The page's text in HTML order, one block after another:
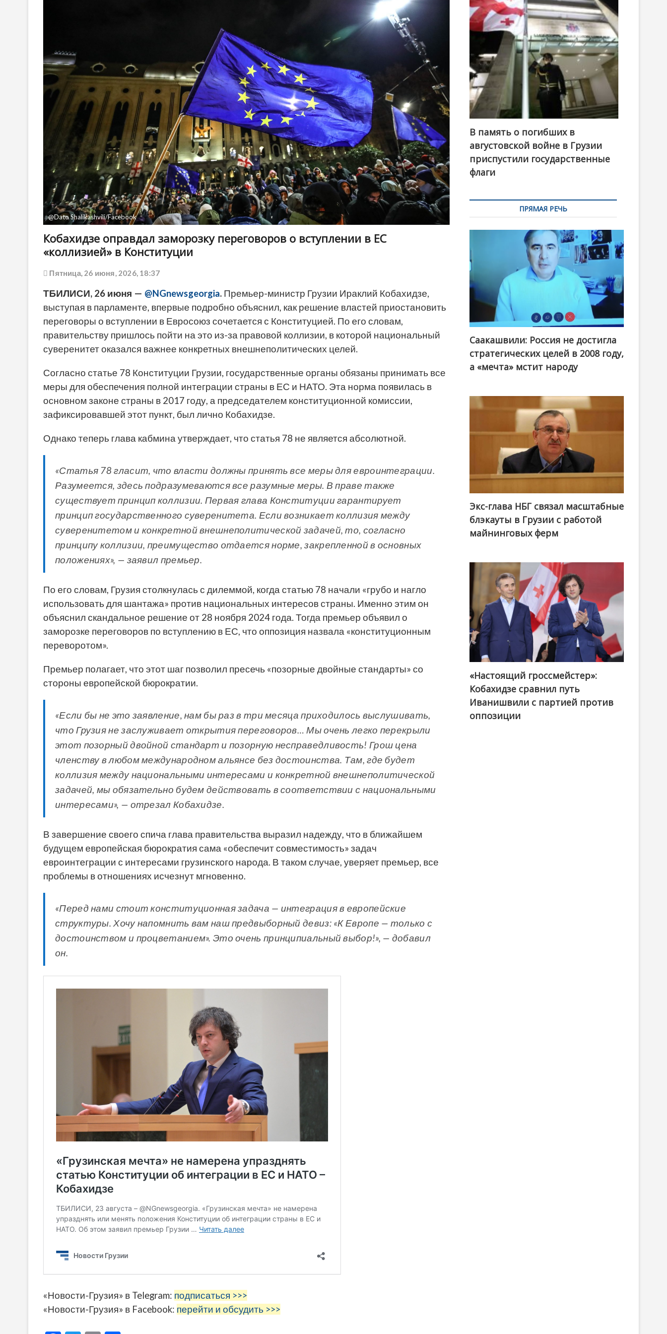
o
n
@Dato Shalikashvili/Facebook
Кобахидзе оправдал заморозку переговоров о вступлении в ЕС
«коллизией» в Конституции
Пятница, 26 июня, 2026, 18:37
ТБИЛИСИ, 26 июня — @NGnewsgeorgia. Премьер-министр Грузии Ираклий Кобахидзе,
выступая в парламенте, впервые подробно объяснил, как решение властей приостановить
переговоры о вступлении в Евросоюз сочетается с Конституцией. По его словам,
правительству пришлось пойти на это из-за правовой коллизии, в которой национальный
суверенитет оказался важнее конкретных внешнеполитических целей.
Согласно статье 78 Конституции Грузии, государственные органы обязаны принимать все
меры для обеспечения полной интеграции страны в ЕС и НАТО. Эта норма появилась в
основном законе страны в 2017 году, а председателем конституционной комиссии,
зафиксировавшей этот пункт, был лично Кобахидзе.
Однако теперь глава кабмина утверждает, что статья 78 не является абсолютной.
«Статья 78 гласит, что власти должны принять все меры для евроинтеграции.
Разумеется, здесь подразумеваются все разумные меры. В праве также
существует принцип коллизии. Первая глава Конституции гарантирует
принцип государственного суверенитета. Если возникает коллизия между
суверенитетом и конкретной внешнеполитической задачей, то, согласно
принципу коллизии, преимущество отдается норме, закрепленной в основных
положениях», — заявил премьер.
По его словам, Грузия столкнулась с дилеммой, когда статью 78 начали «грубо и нагло
использовать для шантажа» против национальных интересов страны. Именно этим он
объяснил скандальное решение от 28 ноября 2024 года. Тогда премьер объявил о
заморозке переговоров по вступлению в ЕС, что оппозиция назвала «конституционным
переворотом».
Премьер полагает, что этот шаг позволил пресечь «позорные двойные стандарты» со
стороны европейской бюрократии.
«Если бы не это заявление, нам бы раз в три месяца приходилось выслушивать,
что Грузия не заслуживает открытия переговоров… Мы очень легко перекрыли
этот позорный двойной стандарт и позорную несправедливость! Грош цена
членству в любом международном альянсе без достоинства. Там, где будет
коллизия между национальными интересами и конкретной внешнеполитической
задачей, мы обязательно будем действовать в соответствии с национальными
интересами», — отрезал Кобахидзе.
В завершение своего спича глава правительства выразил надежду, что в ближайшем
будущем европейская бюрократия сама «обеспечит совместимость» задач
евроинтеграции с интересами грузинского народа. В таком случае, уверяет премьер, все
проблемы в отношениях исчезнут мгновенно.
«Перед нами стоит конституционная задача — интеграция в европейские
структуры. Хочу напомнить вам наш предвыборный девиз: «К Европе — только с
достоинством и процветанием». Это очень принципиальный выбор!», — добавил
он.
«Новости-Грузия» в Telegram: подписаться >>>
«Новости-Грузия» в Facebook: перейти и обсудить >>>
В память о погибших в
августовской войне в Грузии
приспустили государственные
флаги
ПРЯМАЯ РЕЧЬ
Саакашвили: Россия не достигла
стратегических целей в 2008 году,
а «мечта» мстит народу
Экс-глава НБГ связал масштабные
блэкауты в Грузии с работой
майнинговых ферм
@ქართული ოცნება / Georgian Dream
«Настоящий гроссмейстер»:
Кобахидзе сравнил путь
Иванишвили с партией против
оппозиции